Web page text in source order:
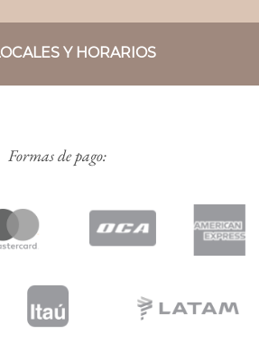
Y HORARIOS
Formas de pago: